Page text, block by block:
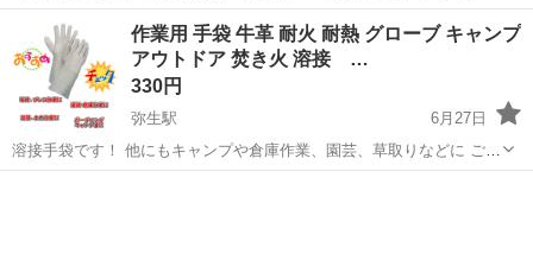
《お仕事No.NS0089》 お仕事について 車の組立作業です。専用レール
に乗って流れてくる車の骨組みに、車内外の各部品・ハンドル・足回
り・ドア・シートなどの各...
岡山 水島駅 その他
作業用 手袋 牛革 耐火 耐熱 グローブ キャンプ
アウトドア 焚き火 溶接 …
330円
弥生駅
6月27日
溶接手袋です！ 他にもキャンプや倉庫作業、園芸、草取りなどに ご使
用いただけます！ 【ご来店前に在庫確認推奨】 ⚡️注意事項⚡️ 原則商品